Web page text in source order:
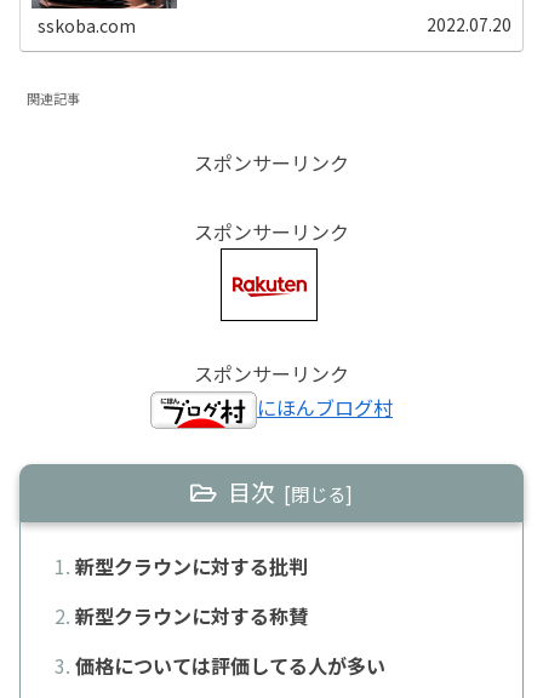
sskoba.com 2022.07.20
関連記事
スポンサーリンク
スポンサーリンク
スポンサーリンク
にほんブログ村
目次
新型クラウンに対する批判
新型クラウンに対する称賛
価格については評価してる人が多い